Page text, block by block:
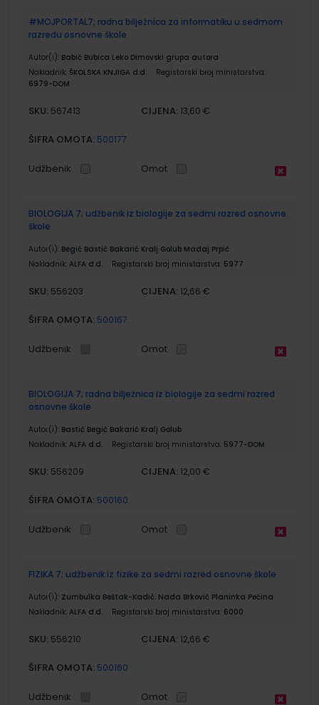
#MOJPORTAL7; radna bilježnica za informatiku u sedmom
razredu osnovne škole
Autor(i): Babić Bubica Leko Dimovski grupa autora
Nakladnik: ŠKOLSKA KNJIGA d.d.
Registarski broj ministarstva:
6979-DOM
SKU: 567413 CIJENA: 13,60 €
ŠIFRA OMOTA: 500177
Udžbenik Omot
BIOLOGIJA 7; udžbenik iz biologije za sedmi razred osnovne
škole
Autor(i): Begić Bastić Bakarić Kralj Golub Madaj Prpić
Nakladnik: ALFA d.d. Registarski broj ministarstva: 5977
SKU: 556203 CIJENA: 12,66 €
ŠIFRA OMOTA: 500167
Udžbenik Omot
BIOLOGIJA 7; radna bilježnica iz biologije za sedmi razred
osnovne škole
Autor(i): Bastić Begić Bakarić Kralj Golub
Nakladnik: ALFA d.d. Registarski broj ministarstva: 5977-DOM
SKU: 556209 CIJENA: 12,00 €
ŠIFRA OMOTA: 500160
Udžbenik Omot
FIZIKA 7; udžbenik iz fizike za sedmi razred osnovne škole
Autor(i): Zumbulka Beštak-Kadić. Nada Brković Planinka Pećina
Nakladnik: ALFA d.d. Registarski broj ministarstva: 6000
SKU: 556210 CIJENA: 12,66 €
ŠIFRA OMOTA: 500160
Udžbenik Omot